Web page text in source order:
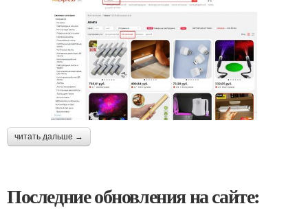
читать дальше →
Последние обновления на сайте: